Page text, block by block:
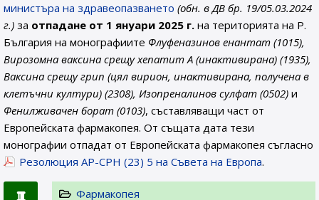
министъра на здравеопазването (обн. в ДВ бр. 19/05.03.2024
г.) за отпадане от 1 януари 2025 г. на територията на Р.
България на монографиите Флуфеназинов енантат (1015),
Вирозомна ваксина срещу хепатит А (инактивирана) (1935),
Ваксина срещу грип (цял вирион, инактивирана, получена в
клетъчни култури) (2308), Изопреналинов сулфат (0502) и
Фенилживачен борат (0103), съставляващи част от
Европейската фармакопея. От същата дата тези
монографии отпадат от Европейската фармакопея съгласно
Резолюция AP-CPH (23) 5 на Съвета на Европа.
Фармакопея